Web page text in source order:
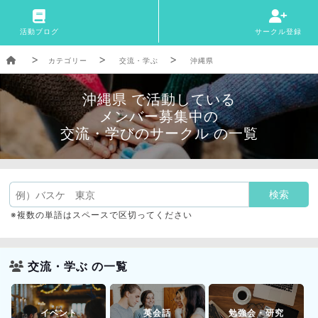
活動ブログ サークル登録
カテゴリー 交流・学ぶ 沖縄県
沖縄県 で活動している
メンバー募集中の
交流・学びのサークル の一覧
※複数の単語はスペースで区切ってください
交流・学ぶ の一覧
イベント 英会話 勉強会・研究